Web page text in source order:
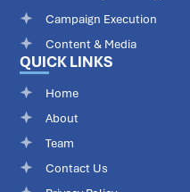
QUICK LINKS
Home
About
Team
Contact Us
Campaign Execution
Content & Media